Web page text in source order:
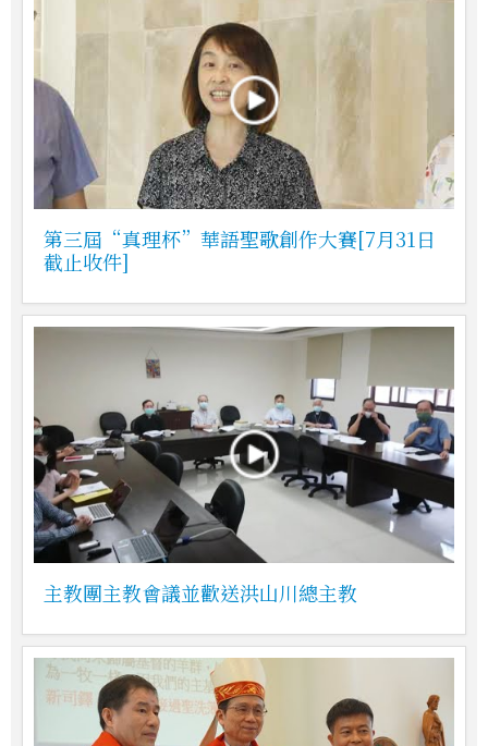
第三屆“真理杯”華語聖歌創作大賽[7月31日
截止收件]
主教團主教會議並歡送洪山川總主教